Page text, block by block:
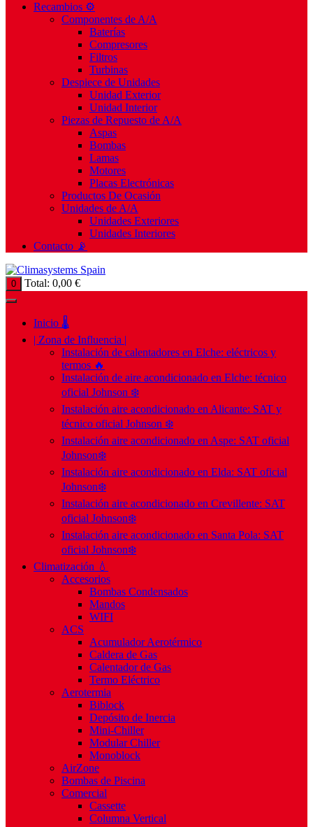
Recambios ⚙️
Componentes de A/A
Baterías
Compresores
Filtros
Turbinas
Despiece de Unidades
Unidad Exterior
Unidad Interior
Piezas de Repuesto de A/A
Aspas
Bombas
Lamas
Motores
Placas Electrónicas
Productos De Ocasión
Unidades de A/A
Unidades Exteriores
Unidades Interiores
Contacto 📡
0 Total: 0,00 €
Inicio 🌡️
| Zona de Influencia |
Instalación de calentadores en Elche: eléctricos y
termos 🔥
Instalación de aire acondicionado en Elche: técnico
oficial Johnson ❄️
Instalación aire acondicionado en Alicante: SAT y
técnico oficial Johnson ❄️
Instalación aire acondicionado en Aspe: SAT oficial
Johnson❄️
Instalación aire acondicionado en Elda: SAT oficial
Johnson❄️
Instalación aire acondicionado en Crevillente: SAT
oficial Johnson❄️
Instalación aire acondicionado en Santa Pola: SAT
oficial Johnson❄️
Climatización 💧
Accesorios
Bombas Condensados
Mandos
WIFI
ACS
Acumulador Aerotérmico
Caldera de Gas
Calentador de Gas
Termo Eléctrico
Aerotermia
Biblock
Depósito de Inercia
Mini-Chiller
Modular Chiller
Monoblock
AirZone
Bombas de Piscina
Comercial
Cassette
Columna Vertical